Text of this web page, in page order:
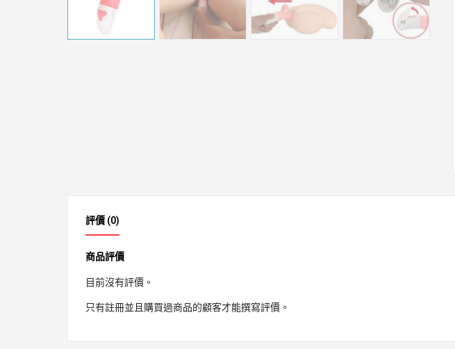
評價 (0)
商品評價
目前沒有評價。
只有註冊並且購買過商品的顧客才能撰寫評價。